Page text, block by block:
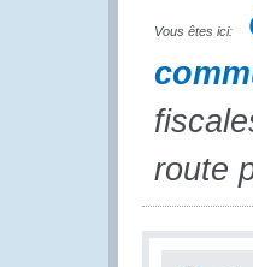
Vous êtes ici:
route